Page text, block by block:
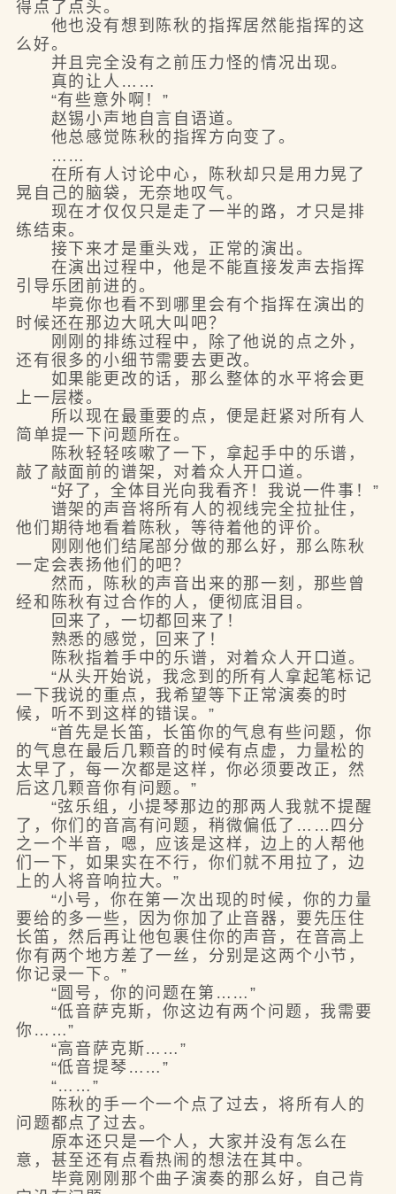
得点了点头。
他也没有想到陈秋的指挥居然能指挥的这
么好。
并且完全没有之前压力怪的情况出现。
真的让人……
“有些意外啊！”
赵锡小声地自言自语道。
他总感觉陈秋的指挥方向变了。
……
在所有人讨论中心，陈秋却只是用力晃了
晃自己的脑袋，无奈地叹气。
现在才仅仅只是走了一半的路，才只是排
练结束。
接下来才是重头戏，正常的演出。
在演出过程中，他是不能直接发声去指挥
引导乐团前进的。
毕竟你也看不到哪里会有个指挥在演出的
时候还在那边大吼大叫吧？
刚刚的排练过程中，除了他说的点之外，
还有很多的小细节需要去更改。
如果能更改的话，那么整体的水平将会更
上一层楼。
所以现在最重要的点，便是赶紧对所有人
简单提一下问题所在。
陈秋轻轻咳嗽了一下，拿起手中的乐谱，
敲了敲面前的谱架，对着众人开口道。
“好了，全体目光向我看齐！我说一件事！”
谱架的声音将所有人的视线完全拉扯住，
他们期待地看着陈秋，等待着他的评价。
刚刚他们结尾部分做的那么好，那么陈秋
一定会表扬他们的吧？
然而，陈秋的声音出来的那一刻，那些曾
经和陈秋有过合作的人，便彻底泪目。
回来了，一切都回来了！
熟悉的感觉，回来了！
陈秋指着手中的乐谱，对着众人开口道。
“从头开始说，我念到的所有人拿起笔标记
一下我说的重点，我希望等下正常演奏的时
候，听不到这样的错误。”
“首先是长笛，长笛你的气息有些问题，你
的气息在最后几颗音的时候有点虚，力量松的
太早了，每一次都是这样，你必须要改正，然
后这几颗音你有问题。”
“弦乐组，小提琴那边的那两人我就不提醒
了，你们的音高有问题，稍微偏低了……四分
之一个半音，嗯，应该是这样，边上的人帮他
们一下，如果实在不行，你们就不用拉了，边
上的人将音响拉大。”
“小号，你在第一次出现的时候，你的力量
要给的多一些，因为你加了止音器，要先压住
长笛，然后再让他包裹住你的声音，在音高上
你有两个地方差了一丝，分别是这两个小节，
你记录一下。”
“圆号，你的问题在第……”
“低音萨克斯，你这边有两个问题，我需要
你……”
“高音萨克斯……”
“低音提琴……”
“……”
陈秋的手一个一个点了过去，将所有人的
问题都点了过去。
原本还只是一个人，大家并没有怎么在
意，甚至还有点看热闹的想法在其中。
毕竟刚刚那个曲子演奏的那么好，自己肯